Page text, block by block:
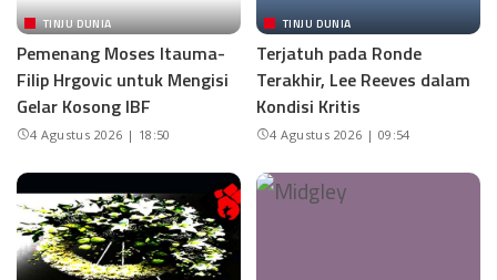
TINJU DUNIA
Pemenang Moses Itauma-
Filip Hrgovic untuk Mengisi
Gelar Kosong IBF
4 Agustus 2026 | 18:50
TINJU DUNIA
Terjatuh pada Ronde
Terakhir, Lee Reeves dalam
Kondisi Kritis
4 Agustus 2026 | 09:54